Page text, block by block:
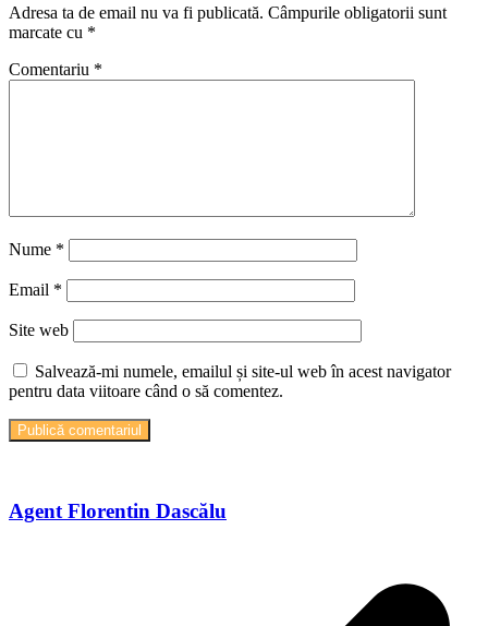
Adresa ta de email nu va fi publicată. Câmpurile obligatorii sunt
marcate cu *
Comentariu *
Nume *
Email *
Site web
Salvează-mi numele, emailul și site-ul web în acest navigator
pentru data viitoare când o să comentez.
Agent Florentin Dascălu